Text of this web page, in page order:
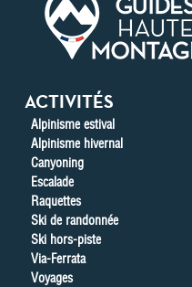
ACTIVITÉS
Alpinisme estival
Alpinisme hivernal
Canyoning
Escalade
Raquettes
Ski de randonnée
Ski hors-piste
Via-Ferrata
Voyages